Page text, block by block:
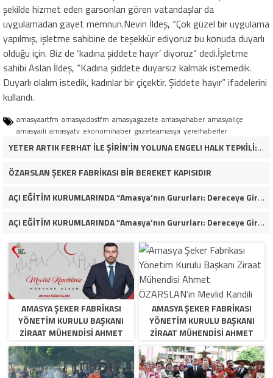
şekilde hizmet eden garsonları gören vatandaşlar da
uygulamadan gayet memnun.Nevin İldeş, “Çok güzel bir uygulama
yapılmış, işletme sahibine de teşekkür ediyoruz bu konuda duyarlı
olduğu için. Biz de ‘kadına şiddete hayır’ diyoruz” dedi.İşletme
sahibi Aslan İldeş, “Kadına şiddete duyarsız kalmak istemedik.
Duyarlı olalım istedik, kadınlar bir çiçektir. Şiddete hayır” ifadelerini
kullandı.
amasyaartfm amasyadostfm amasyagazete amasyahaber amasyailçe
amasyaili amasyatv ekonomihaber gazeteamasya yerelhaberler
YETER ARTIK FERHAT İLE ŞİRİN’İN YOLUNA ENGEL! HALK TEPKİLİ: “YOLU KAPATMAK ÇÖZÜM DEĞİL, GÖREVİNİ YAP!”
ÖZARSLAN ŞEKER FABRİKASI BİR BEREKET KAPISIDIR
AÇI EĞİTİM KURUMLARINDA “Amasya’nın Gururları: Dereceye Giren Öğrenciler İçin Anlamlı Tören”
AÇI EĞİTİM KURUMLARINDA “Amasya’nın Gururları: Dereceye Giren Öğrenciler İçin Anlamlı Tören”
AMASYA ŞEKER FABRIKASI
YÖNETIM KURULU BAŞKANI
ZIRAAT MÜHENDISI AHMET
ÖZARSLAN’IN MEVLID KANDILI
MESAJI
AMASYA ŞEKER FABRIKASI
YÖNETIM KURULU BAŞKANI
ZIRAAT MÜHENDISI AHMET
ÖZARSLAN’IN MEVLID KANDILI
MESAJI